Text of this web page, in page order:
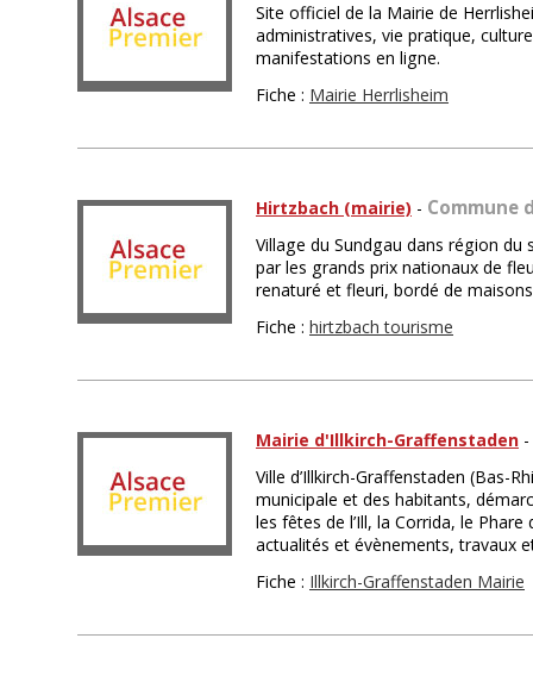
Site officiel de la Mairie de
administratives, vie pratique,
manifestations en ligne.
Fiche : Mairie Herrlisheim
Hirtzbach (mairie) - Commune
Village du Sundgau dans région du
par les grands prix nationaux de
renaturé et fleuri, bordé de
Fiche : hirtzbach tourisme
Mairie d'Illkirch-Graffenstaden -
Ville d’Illkirch-Graffenstaden (Bas-
municipale et des habitants,
les fêtes de l’Ill, la Corrida, le
actualités et évènements, travaux
Fiche : Illkirch-Graffenstaden Mairie